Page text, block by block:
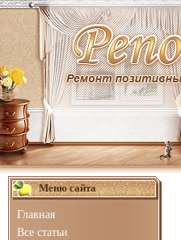
Меню сайта
Главная
Все статьи